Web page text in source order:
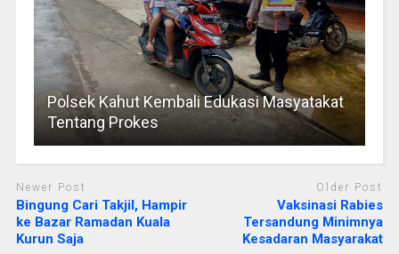
Polsek Kahut Kembali Edukasi Masyatakat
Tentang Prokes
Newer Post
Bingung Cari Takjil, Hampir
ke Bazar Ramadan Kuala
Kurun Saja
Older Post
Vaksinasi Rabies
Tersandung Minimnya
Kesadaran Masyarakat